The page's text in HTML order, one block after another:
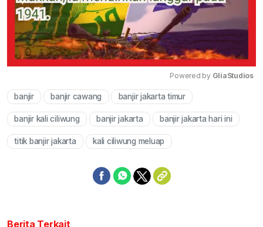
Powered by GliaStudios
banjir banjir cawang banjir jakarta timur
banjir kali ciliwung banjir jakarta banjir jakarta hari ini
titik banjir jakarta kali ciliwung meluap
Berita Terkait